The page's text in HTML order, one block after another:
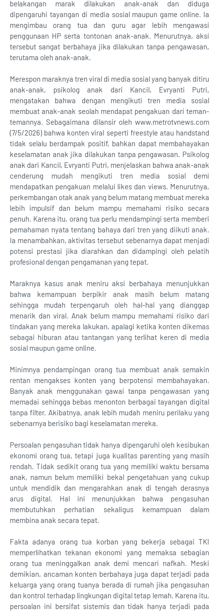
belakangan marak dilakukan anak-anak dan diduga
dipengaruhi tayangan di media sosial maupun game online. Ia
mengimbau orang tua dan guru agar lebih mengawasi
penggunaan HP serta tontonan anak-anak. Menurutnya, aksi
tersebut sangat berbahaya jika dilakukan tanpa pengawasan,
terutama oleh anak-anak.
Merespon maraknya tren viral di media sosial yang banyak ditiru
anak-anak, psikolog anak dari Kancil, Evryanti Putri,
mengatakan bahwa dengan mengikuti tren media sosial
membuat anak-anak seolah mendapat pengakuan dari teman-
temannya. Sebagaimana dilansir oleh www.metrotvnews.com
(7/5/2026) bahwa konten viral seperti freestyle atau handstand
tidak selalu berdampak positif, bahkan dapat membahayakan
keselamatan anak jika dilakukan tanpa pengawasan. Psikolog
anak dari Kancil, Evryanti Putri, menjelaskan bahwa anak-anak
cenderung mudah mengikuti tren media sosial demi
mendapatkan pengakuan melalui likes dan views. Menurutnya,
perkembangan otak anak yang belum matang membuat mereka
lebih impulsif dan belum mampu memahami risiko secara
penuh. Karena itu, orang tua perlu mendampingi serta memberi
pemahaman nyata tentang bahaya dari tren yang diikuti anak.
Ia menambahkan, aktivitas tersebut sebenarnya dapat menjadi
potensi prestasi jika diarahkan dan didampingi oleh pelatih
profesional dengan pengamanan yang tepat.
Maraknya kasus anak meniru aksi berbahaya menunjukkan
bahwa kemampuan berpikir anak masih belum matang
sehingga mudah terpengaruh oleh hal-hal yang dianggap
menarik dan viral. Anak belum mampu memahami risiko dari
tindakan yang mereka lakukan, apalagi ketika konten dikemas
sebagai hiburan atau tantangan yang terlihat keren di media
sosial maupun game online.
Minimnya pendampingan orang tua membuat anak semakin
rentan mengakses konten yang berpotensi membahayakan.
Banyak anak menggunakan gawai tanpa pengawasan yang
memadai sehingga bebas menonton berbagai tayangan digital
tanpa filter. Akibatnya, anak lebih mudah meniru perilaku yang
sebenarnya berisiko bagi keselamatan mereka.
Persoalan pengasuhan tidak hanya dipengaruhi oleh kesibukan
ekonomi orang tua, tetapi juga kualitas parenting yang masih
rendah. Tidak sedikit orang tua yang memiliki waktu bersama
anak, namun belum memiliki bekal pengetahuan yang cukup
untuk mendidik dan mengarahkan anak di tengah derasnya
arus digital. Hal ini menunjukkan bahwa pengasuhan
membutuhkan perhatian sekaligus kemampuan dalam
membina anak secara tepat.
Fakta adanya orang tua korban yang bekerja sebagai TKI
memperlihatkan tekanan ekonomi yang memaksa sebagian
orang tua meninggalkan anak demi mencari nafkah. Meski
demikian, ancaman konten berbahaya juga dapat terjadi pada
keluarga yang orang tuanya berada di rumah jika pengasuhan
dan kontrol terhadap lingkungan digital tetap lemah. Karena itu,
persoalan ini bersifat sistemis dan tidak hanya terjadi pada